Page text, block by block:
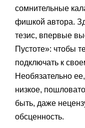
сомнительные
фишкой автора.
тезис, впервые
Пустоте»: чтобы
подключать к
Необязательно
низкое,
быть, даже
обсценность.